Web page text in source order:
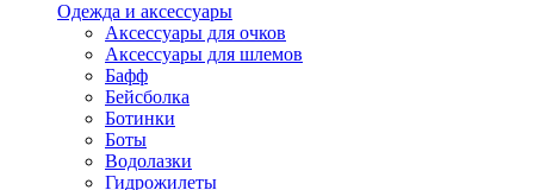
Одежда и аксессуары
Аксессуары для очков
Аксессуары для шлемов
Бафф
Бейсболка
Ботинки
Боты
Водолазки
Гидрожилеты